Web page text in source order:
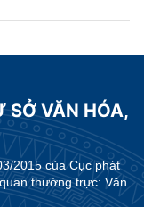
SỞ VĂN HÓA,
2015 của Cục phát
thường trực: Văn